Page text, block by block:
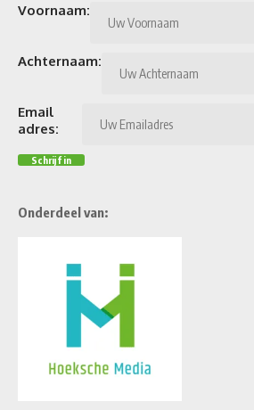
Voornaam:
Achternaam:
Email
adres:
Onderdeel van: